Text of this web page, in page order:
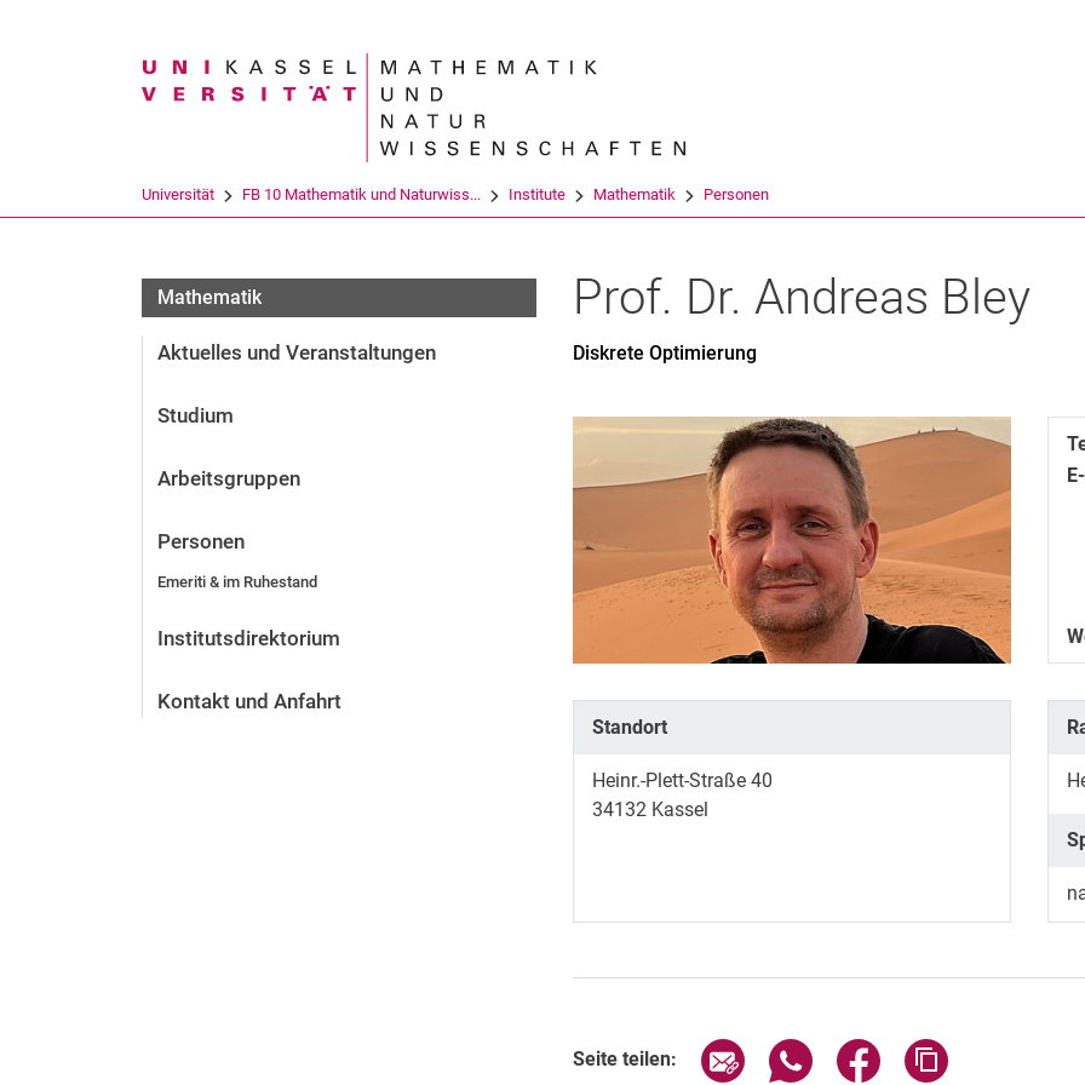
Suchbegriff
Universität FB 10 Mathematik und Naturwiss... Institute Mathematik Personen
Mathematik
Aktuelles und Veranstaltungen
Studium
Arbeitsgruppen
Personen
Emeriti & im Ruhestand
Institutsdirektorium
Kontakt und Anfahrt
Prof. Dr.Andreas Bley
Diskrete Optimierung
Standort
Heinr.-Plett-Straße 40
34132 Kassel
Seite teilen: Seite über E-Mail teilen
Seite über WhatsApp teilen
Seite über Facebook